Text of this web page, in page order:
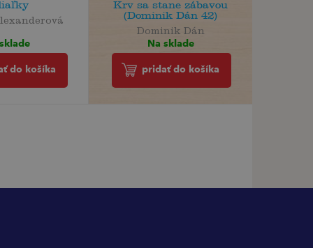
do košíka
Krv sa stane zábavou
(Dominik Dán 42)
Dominik Dán
Na sklade
pridať do košíka